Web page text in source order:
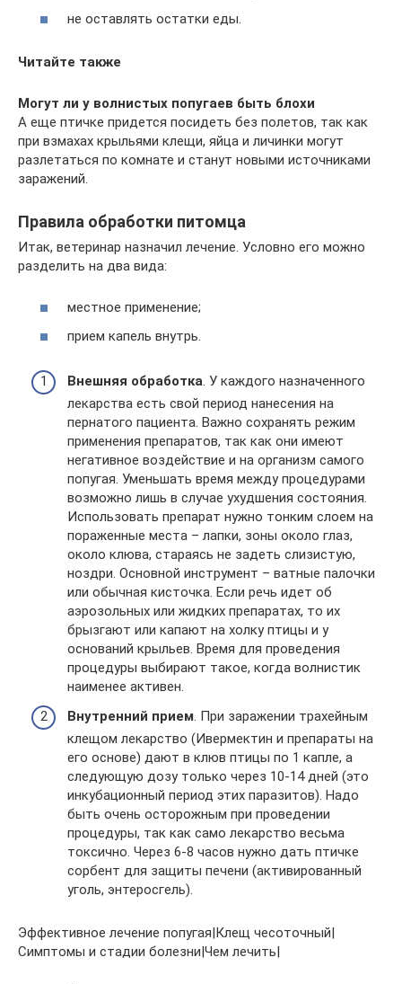
не оставлять остатки еды.
Читайте также
Могут ли у волнистых попугаев быть блохи
А еще птичке придется посидеть без полетов, так как
при взмахах крыльями клещи, яйца и личинки могут
разлетаться по комнате и станут новыми источниками
заражений.
Правила обработки питомца
Итак, ветеринар назначил лечение. Условно его можно
разделить на два вида:
местное применение;
прием капель внутрь.
Внешняя обработка . У каждого назначенного
лекарства есть свой период нанесения на
пернатого пациента. Важно сохранять режим
применения препаратов, так как они имеют
негативное воздействие и на организм самого
попугая. Уменьшать время между процедурами
возможно лишь в случае ухудшения состояния.
Использовать препарат нужно тонким слоем на
пораженные места – лапки, зоны около глаз,
около клюва, стараясь не задеть слизистую,
ноздри. Основной инструмент – ватные палочки
или обычная кисточка. Если речь идет об
аэрозольных или жидких препаратах, то их
брызгают или капают на холку птицы и у
оснований крыльев. Время для проведения
процедуры выбирают такое, когда волнистик
наименее активен.
Внутренний прием. При заражении трахейным
клещом лекарство (Ивермектин и препараты на
его основе) дают в клюв птицы по 1 капле, а
следующую дозу только через 10-14 дней (это
инкубационный период этих паразитов). Надо
быть очень осторожным при проведении
процедуры, так как само лекарство весьма
токсично. Через 6-8 часов нужно дать птичке
сорбент для защиты печени (активированный
уголь, энтеросгель).
Эффективное лечение попугая|Клещ чесоточный|
Симптомы и стадии болезни|Чем лечить|